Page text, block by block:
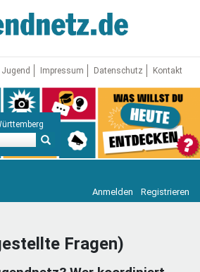
Jugend Impressum Datenschutz Kontakt
Anmelden Registrieren
Fragen)